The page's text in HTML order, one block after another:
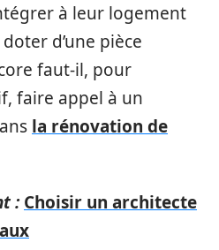
à leur logement
d’une pièce
faut-il, pour
faire appel à un
la rénovation de
: Choisir un architecte